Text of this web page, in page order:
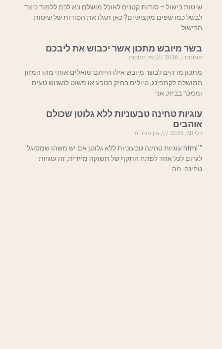
שיטות בישול – סודות קטנים לאוכל מושלם בא לכם ללמוד כיצד
לבשל כמו שפים מקצועיים? כאן תגלו את הסודות של שיטות
הבישול
בשר מיובש מתכון אשר יכבוש את ליבכם
אוגוסט 1, 2026
אין תגובות
מתכון מדהים לבשר מיובש אילו הייתם שואלים אותי מהו המזון
המושלם לקמפינג, טיולים בחיק הטבע או פשוט לנשנוש טעים
וממכר בבית, אני
עוגיות טחינה טבעוניות ללא גלוטן שכולם
אוהבים
יולי 28, 2026
אין תגובות
"`html עוגיות טחינה טבעוניות ללא גלוטן אם יש משהו שמסוגל
לגרום לכל אחד לפתח התקף של תשוקה מיידית, זה עוגיות
טחינה. מה